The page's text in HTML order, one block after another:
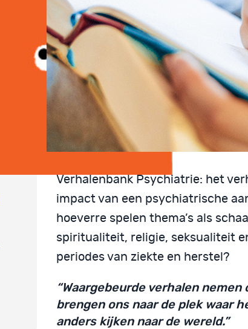
Verhalenbank Psychiatrie: het
impact van een psychiatrische
hoeverre spelen thema’s als
spiritualiteit, religie, seksualiteit
periodes van ziekte en herstel?
“Waargebeurde verhalen
brengen ons naar de plek waar
anders kijken naar de wereld.”